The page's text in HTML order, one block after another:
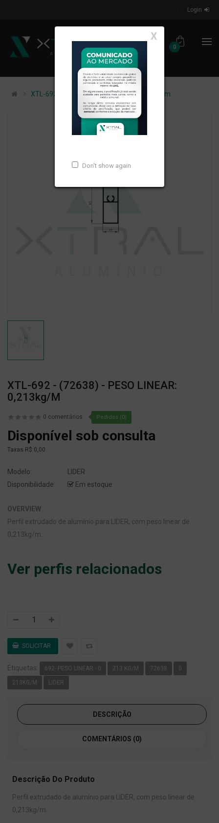
Login
0
X
Don't show again
XTL-692 - (72638) - PESO LINEAR: 0,213kg/m
XTL-692 - (72638) - PESO LINEAR:
0,213kg/m
0 comentários Pedidos (0)
Disponível sob consulta
Taxas R$ 0,00
Modelo:
LIDER
Disponibilidade:
Em estoque
OVERVIEW
Perfil extrudado de alumínio para LIDER, com peso linear de
0,213kg/m.
Ver perfis relacionados
Etiquetas: 692- PESO LINEAR - 0 213 KG/M 72638 0
213KG/M LIDER
DESCRIÇÃO
COMENTÁRIOS (0)
Descrição Do Produto
Perfil extrudado de alumínio para LIDER, com peso linear de
0,213kg/m.